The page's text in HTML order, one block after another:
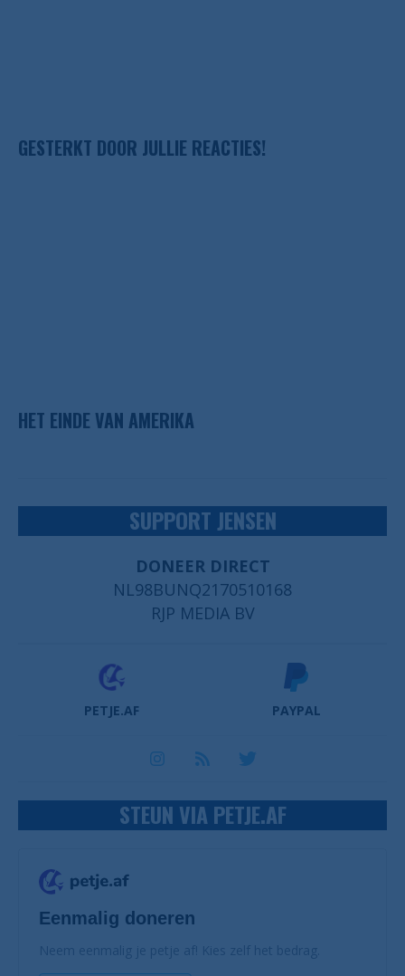
GESTERKT DOOR JULLIE REACTIES!
HET EINDE VAN AMERIKA
SUPPORT JENSEN
DONEER DIRECT
NL98BUNQ2170510168
RJP MEDIA BV
PETJE.AF PAYPAL
STEUN VIA PETJE.AF
Eenmalig doneren
Neem eenmalig je petje af! Kies zelf het bedrag.